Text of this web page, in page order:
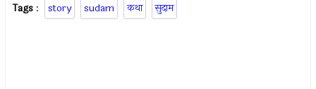
Tags : story sudam कथा सुदाम